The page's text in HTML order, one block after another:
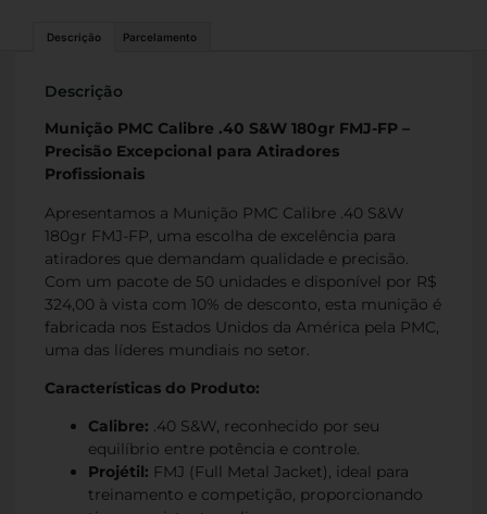
Descrição Parcelamento
Descrição
Munição PMC Calibre .40 S&W 180gr FMJ-FP –
Precisão Excepcional para Atiradores
Profissionais
Apresentamos a Munição PMC Calibre .40 S&W
180gr FMJ-FP, uma escolha de excelência para
atiradores que demandam qualidade e precisão.
Com um pacote de 50 unidades e disponível por R$
324,00 à vista com 10% de desconto, esta munição é
fabricada nos Estados Unidos da América pela PMC,
uma das líderes mundiais no setor.
Características do Produto:
Calibre: .40 S&W, reconhecido por seu
equilíbrio entre potência e controle.
Projétil: FMJ (Full Metal Jacket), ideal para
treinamento e competição, proporcionando